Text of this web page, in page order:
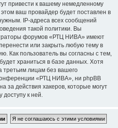
привести к вашему немедленному
ваш провайдер будет поставлен в
IP-адреса всех сообщений
такой политики. Вы
форумов «РТЦ НИВА» имеют
или закрыть любую тему в
Как пользователь вы согласны с тем,
храниться в базе данных. Хотя
третьим лицам без вашего
«РТЦ НИВА», ни phpBB
за действия хакеров, которые могут
доступу к ней.